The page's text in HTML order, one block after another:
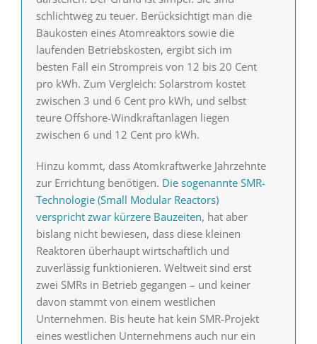
schlichtweg zu teuer. Berücksichtigt man die
Baukosten eines Atomreaktors sowie die
laufenden Betriebskosten, ergibt sich im
besten Fall ein Strompreis von 12 bis 20 Cent
pro kWh. Zum Vergleich: Solarstrom kostet
zwischen 3 und 6 Cent pro kWh, und selbst
teure Offshore-Windkraftanlagen liegen
zwischen 6 und 12 Cent pro kWh.
Hinzu kommt, dass Atomkraftwerke Jahrzehnte
zur Errichtung benötigen. Die sogenannte SMR-
Technologie (Small Modular Reactors)
verspricht zwar kürzere Bauzeiten, hat aber
bislang nicht bewiesen, dass diese kleinen
Reaktoren überhaupt wirtschaftlich und
zuverlässig funktionieren. Weltweit sind erst
zwei SMRs in Betrieb gegangen – und keiner
davon stammt von einem westlichen
Unternehmen. Bis heute hat kein SMR-Projekt
eines westlichen Unternehmens auch nur ein